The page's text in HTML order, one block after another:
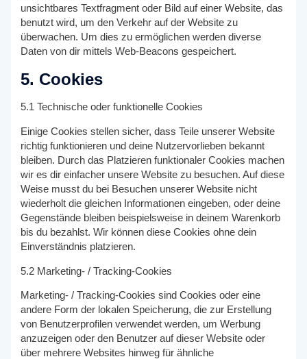
unsichtbares Textfragment oder Bild auf einer Website, das
benutzt wird, um den Verkehr auf der Website zu
überwachen. Um dies zu ermöglichen werden diverse
Daten von dir mittels Web-Beacons gespeichert.
5. Cookies
5.1 Technische oder funktionelle Cookies
Einige Cookies stellen sicher, dass Teile unserer Website
richtig funktionieren und deine Nutzervorlieben bekannt
bleiben. Durch das Platzieren funktionaler Cookies machen
wir es dir einfacher unsere Website zu besuchen. Auf diese
Weise musst du bei Besuchen unserer Website nicht
wiederholt die gleichen Informationen eingeben, oder deine
Gegenstände bleiben beispielsweise in deinem Warenkorb
bis du bezahlst. Wir können diese Cookies ohne dein
Einverständnis platzieren.
5.2 Marketing- / Tracking-Cookies
Marketing- / Tracking-Cookies sind Cookies oder eine
andere Form der lokalen Speicherung, die zur Erstellung
von Benutzerprofilen verwendet werden, um Werbung
anzuzeigen oder den Benutzer auf dieser Website oder
über mehrere Websites hinweg für ähnliche